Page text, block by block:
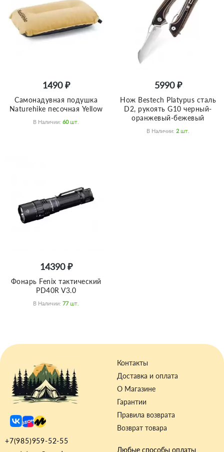
1490 ₽
Самонадувная подушка
Naturehike песочная Yellow
В Наличии: 60 Шт.
5990 ₽
Нож Bestech Platypus сталь
D2, рукоять G10 черный-
оранжевый-бежевый
В Наличии: 2 Шт.
14390 ₽
Фонарь Fenix тактический
PD40R V3.0
В Наличии: 77 Шт.
Контакты
Доставка и оплата
О Магазине
Гарантии
Правила возврата
Возврат товара
+7(985)959-52-55
Любые способы оплаты